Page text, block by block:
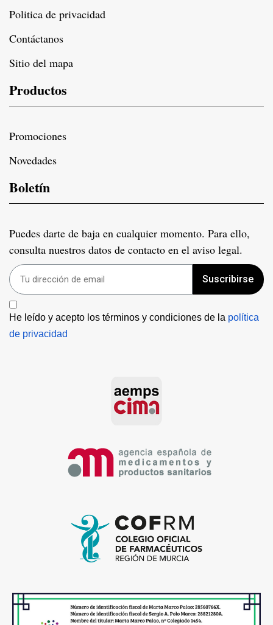
Politica de privacidad
Contáctanos
Sitio del mapa
Productos
Promociones
Novedades
Boletín
Puedes darte de baja en cualquier momento. Para ello,
consulta nuestros datos de contacto en el aviso legal.
Suscribirse
He leído y acepto los términos y condiciones de la política
de privacidad